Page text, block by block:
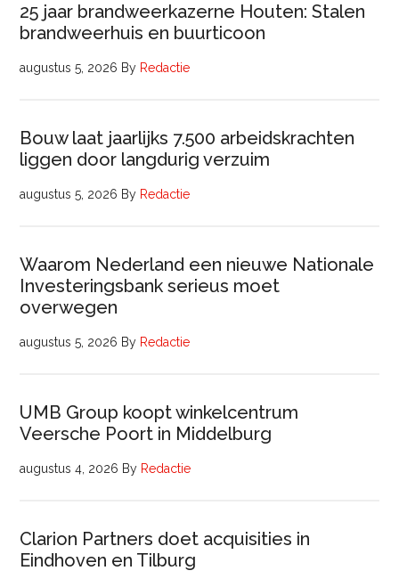
25 jaar brandweerkazerne Houten: Stalen
brandweerhuis en buurticoon
augustus 5, 2026 By Redactie
Bouw laat jaarlijks 7.500 arbeidskrachten
liggen door langdurig verzuim
augustus 5, 2026 By Redactie
Waarom Nederland een nieuwe Nationale
Investeringsbank serieus moet
overwegen
augustus 5, 2026 By Redactie
UMB Group koopt winkelcentrum
Veersche Poort in Middelburg
augustus 4, 2026 By Redactie
Clarion Partners doet acquisities in
Eindhoven en Tilburg